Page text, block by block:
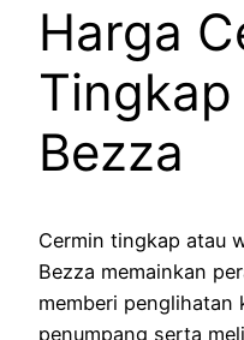
Harga
Tingkap
Bezza
Cermin tingkap atau
Bezza memainkan
memberi penglihatan
penumpang serta